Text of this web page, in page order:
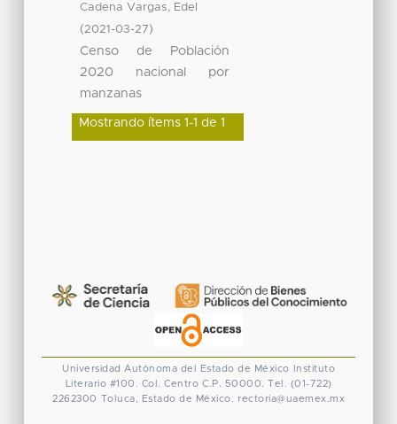
Cadena Vargas, Edel
(2021-03-27)
Censo de Población
2020 nacional por
manzanas
Mostrando ítems 1-1 de 1
Universidad Autónoma del Estado de México
Instituto
Literario #100. Col. Centro C.P. 50000. Tel. (01-722)
2262300 Toluca, Estado de México. rectoria@uaemex.mx